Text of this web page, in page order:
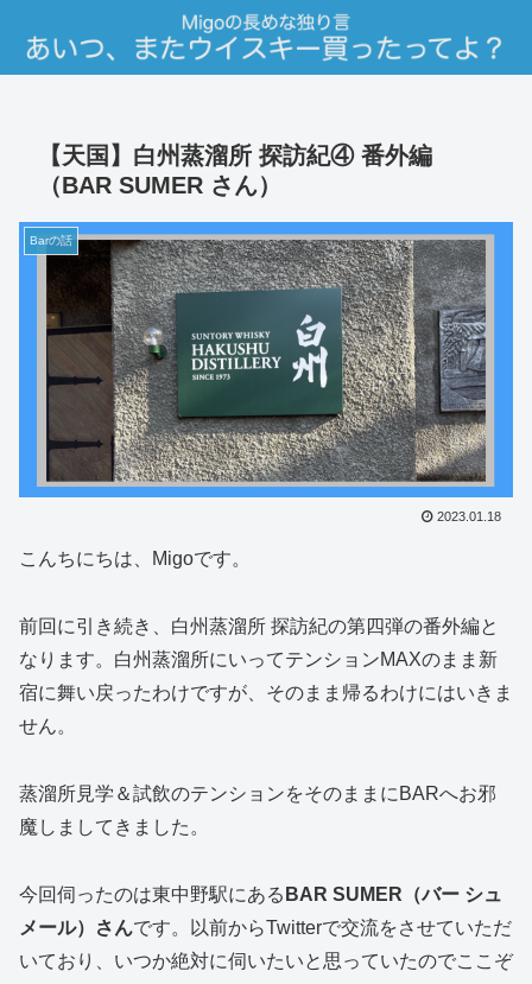
【天国】白州蒸溜所 探訪紀④ 番外編
（BAR SUMER さん）
Barの話
2023.01.18
こんちにちは、Migoです。
前回に引き続き、白州蒸溜所 探訪紀の第四弾の番外編と
なります。白州蒸溜所にいってテンションMAXのまま新
宿に舞い戻ったわけですが、そのまま帰るわけにはいきま
せん。
蒸溜所見学＆試飲のテンションをそのままにBARへお邪
魔しましてきました。
今回伺ったのは東中野駅にある BAR SUMER（バー シュ
メール）さんです。以前からTwitterで交流をさせていただ
いており、いつか絶対に伺いたいと思っていたのでここぞ